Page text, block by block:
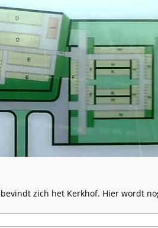
zich het Kerkhof. Hier wordt